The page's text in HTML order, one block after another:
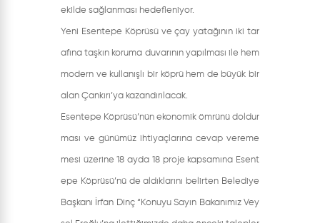
ekilde sağlanması hedefleniyor.
Yeni Esentepe Köprüsü ve çay yatağının iki tar
afına taşkın koruma duvarının yapılması ile hem
modern ve kullanışlı bir köprü hem de büyük bir
alan Çankırı’ya kazandırılacak.
Esentepe Köprüsü’nün ekonomik ömrünü doldur
ması ve günümüz ihtiyaçlarına cevap vereme
mesi üzerine 18 ayda 18 proje kapsamına Esent
epe Köprüsü’nü de aldıklarını belirten Belediye
Başkanı İrfan Dinç “Konuyu Sayın Bakanımız Vey